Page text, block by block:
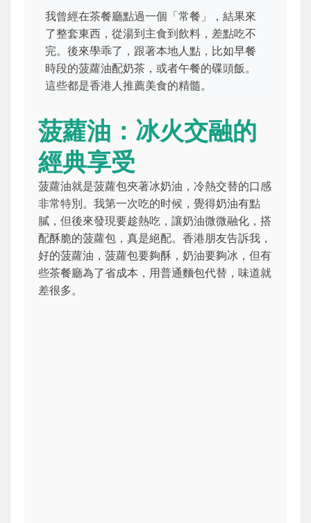
我曾經在茶餐廳點過一個「常餐」，結果來
了整套東西，從湯到主食到飲料，差點吃不
完。後來學乖了，跟著本地人點，比如早餐
時段的菠蘿油配奶茶，或者午餐的碟頭飯。
這些都是香港人推薦美食的精髓。
菠蘿油：冰火交融的
經典享受
菠蘿油就是菠蘿包夾著冰奶油，冷熱交替的口感
非常特別。我第一次吃的时候，覺得奶油有點
膩，但後來發現要趁熱吃，讓奶油微微融化，搭
配酥脆的菠蘿包，真是絕配。香港朋友告訴我，
好的菠蘿油，菠蘿包要夠酥，奶油要夠冰，但有
些茶餐廳為了省成本，用普通麵包代替，味道就
差很多。